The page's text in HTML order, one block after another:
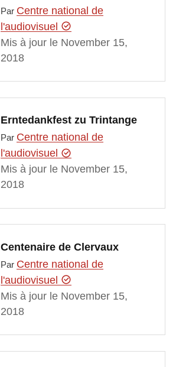
Par Centre national de
l'audiovisuel
Mis à jour le November 15,
2018
Erntedankfest zu Trintange
Par Centre national de
l'audiovisuel
Mis à jour le November 15,
2018
Centenaire de Clervaux
Par Centre national de
l'audiovisuel
Mis à jour le November 15,
2018